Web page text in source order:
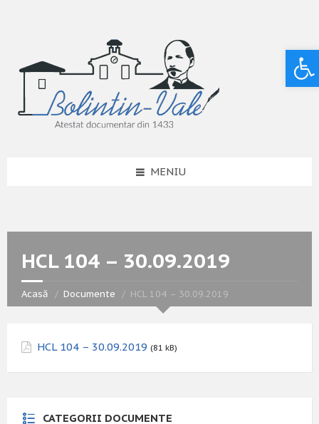
MENIU
HCL 104 – 30.09.2019
Acasă Documente HCL 104 – 30.09.2019
HCL 104 – 30.09.2019 (81 kB)
CATEGORII DOCUMENTE
Deschide bara de unelte